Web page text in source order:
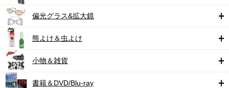
偏光グラス&拡大鏡
熊よけ＆虫よけ
小物＆雑貨
書籍＆DVD/Blu-ray